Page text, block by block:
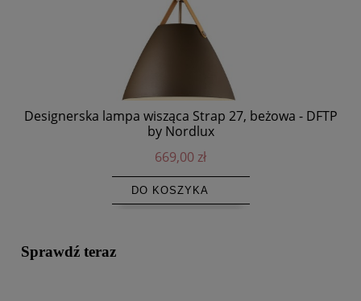
Designerska lampa wisząca Strap 27, beżowa - DFTP
by Nordlux
669,00 zł
DO KOSZYKA
Sprawdź teraz